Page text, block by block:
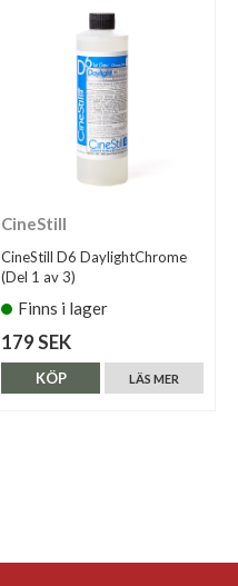
CineStill
CineStill D6 DaylightChrome
(Del 1 av 3)
Finns i lager
179 SEK
LÄS MER
KÖP